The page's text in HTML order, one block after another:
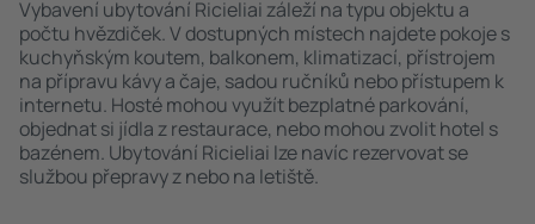
Vybavení ubytování Ricieliai záleží na typu objektu a
počtu hvězdiček. V dostupných místech najdete pokoje s
kuchyňským koutem, balkonem, klimatizací, přístrojem
na přípravu kávy a čaje, sadou ručníků nebo přístupem k
internetu. Hosté mohou využít bezplatné parkování,
objednat si jídla z restaurace, nebo mohou zvolit hotel s
bazénem. Ubytování Ricieliai lze navíc rezervovat se
službou přepravy z nebo na letiště.